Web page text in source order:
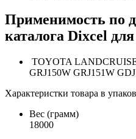
Применимость по
каталога Dixcel для
TOYOTA
GRJ150W GRJ151W
Характеристки товара в
Вес (грамм)
18000